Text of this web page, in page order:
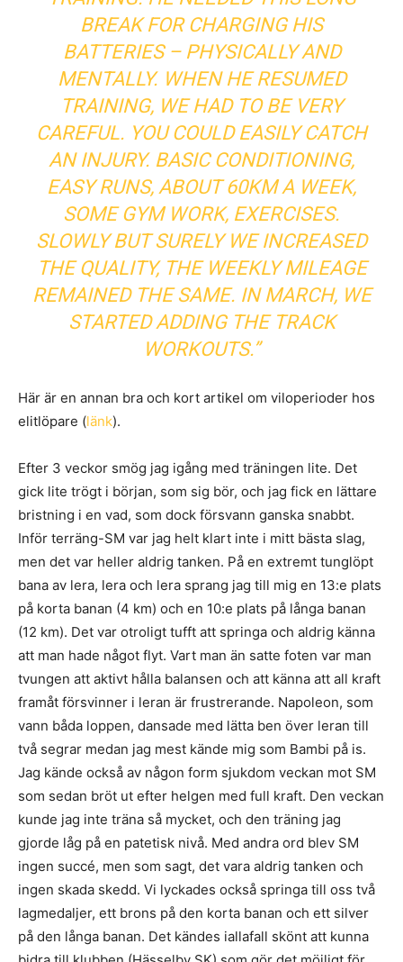
BREAK FOR CHARGING HIS
BATTERIES – PHYSICALLY AND
MENTALLY. WHEN HE RESUMED
TRAINING, WE HAD TO BE VERY
CAREFUL. YOU COULD EASILY CATCH
AN INJURY. BASIC CONDITIONING,
EASY RUNS, ABOUT 60KM A WEEK,
SOME GYM WORK, EXERCISES.
SLOWLY BUT SURELY WE INCREASED
THE QUALITY, THE WEEKLY MILEAGE
REMAINED THE SAME. IN MARCH, WE
STARTED ADDING THE TRACK
WORKOUTS.”
Här är en annan bra och kort artikel om viloperioder hos
elitlöpare (länk).
Efter 3 veckor smög jag igång med träningen lite. Det
gick lite trögt i början, som sig bör, och jag fick en lättare
bristning i en vad, som dock försvann ganska snabbt.
Inför terräng-SM var jag helt klart inte i mitt bästa slag,
men det var heller aldrig tanken. På en extremt tunglöpt
bana av lera, lera och lera sprang jag till mig en 13:e plats
på korta banan (4 km) och en 10:e plats på långa banan
(12 km). Det var otroligt tufft att springa och aldrig känna
att man hade något flyt. Vart man än satte foten var man
tvungen att aktivt hålla balansen och att känna att all kraft
framåt försvinner i leran är frustrerande. Napoleon, som
vann båda loppen, dansade med lätta ben över leran till
två segrar medan jag mest kände mig som Bambi på is.
Jag kände också av någon form sjukdom veckan mot SM
som sedan bröt ut efter helgen med full kraft. Den veckan
kunde jag inte träna så mycket, och den träning jag
gjorde låg på en patetisk nivå. Med andra ord blev SM
ingen succé, men som sagt, det vara aldrig tanken och
ingen skada skedd. Vi lyckades också springa till oss två
lagmedaljer, ett brons på den korta banan och ett silver
på den långa banan. Det kändes iallafall skönt att kunna